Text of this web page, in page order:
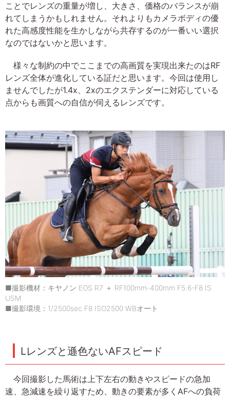
ことでレンズの重量が増し、大きさ、価格のバランスが崩
れてしまうかもしれません。それよりもカメラボディの優
れた高感度性能を生かしながら共存するのが一番いい選択
なのではないかと思います。
様々な制約の中でここまでの高画質を実現出来たのはRF
レンズ全体が進化している証だと思います。今回は使用し
ませんでしたが1.4x、2xのエクステンダーに対応している
点からも画質への自信が伺えるレンズです。
■撮影機材：キヤノン EOS R7 ＋ RF100mm-400mm F5.6-F8 IS
USM
■撮影環境：1/2500sec F8 ISO2500 WBオート
Lレンズと遜色ないAFスピード
今回撮影した馬術は上下左右の動きやスピードの急加
速、急減速を繰り返すため、動きの要素が多くAFへの負荷